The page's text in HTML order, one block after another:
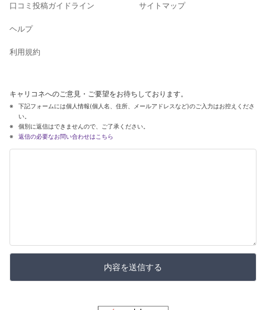
口コミ投稿ガイドライン
ヘルプ
利用規約
サイトマップ
キャリコネへのご意見・ご要望をお待ちしております。
下記フォームには個人情報(個人名、住所、メールアドレスなど)のご入力はお控えくださ
い。
個別に返信はできませんので、ご了承ください。
返信の必要なお問い合わせはこちら
内容を送信する